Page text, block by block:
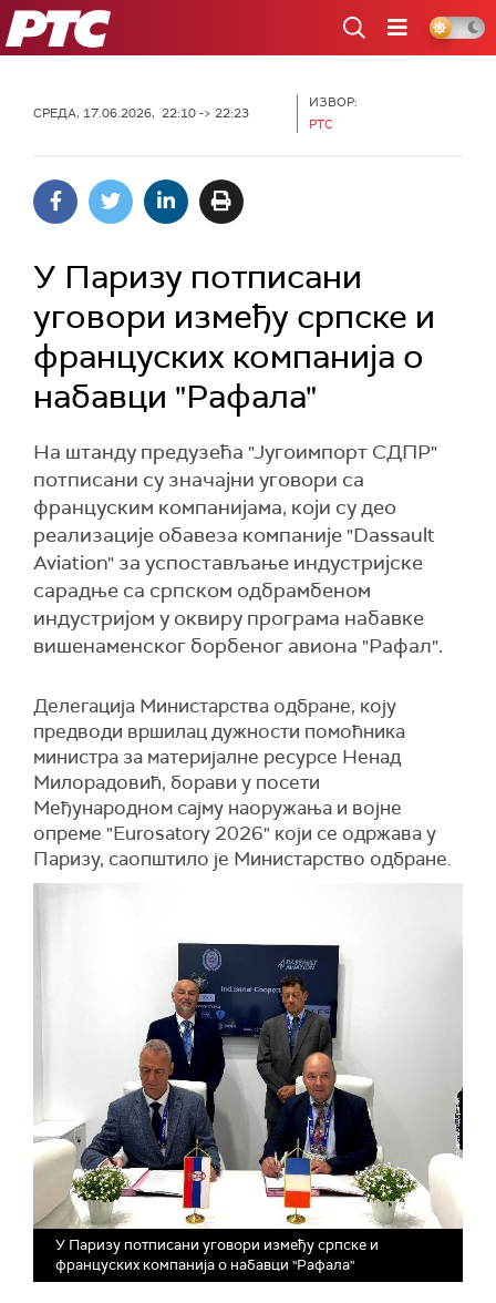
РТС
СРЕДА, 17.06.2026, 22:10 -> 22:23
ИЗВОР:
РТС
У Паризу потписани
уговори између српске и
француских компанија о
набавци "Рафала"
На штанду предузећа "Југоимпорт СДПР"
потписани су значајни уговори са
француским компанијама, који су део
реализације обавеза компаније "Dassault
Aviation" за успостављање индустријске
сарадње са српском одбрамбеном
индустријом у оквиру програма набавке
вишенаменског борбеног авиона "Рафал".
Делегација Министарства одбране, коју
предводи вршилац дужности помоћника
министра за материјалне ресурсе Ненад
Милорадовић, борави у посети
Међународном сајму наоружања и војне
опреме "Еurosatory 2026" који се одржава у
Паризу, саопштило је Министарство одбране.
У Паризу потписани уговори између српске и
француских компанија о набавци "Рафала"